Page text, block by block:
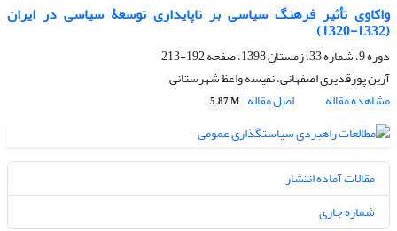
واکاوی تأثیر فرهنگ سیاسی بر ناپایداری توسعۀ سیاسی در ایران
(1332-1320)
دوره 9، شماره 33، زمستان 1398، صفحه
192-213
آرین پورقدیری اصفهانی، نفیسه واعظ شهرستانی
مشاهده مقاله
اصل مقاله 5.87 M
مقالات آماده انتشار
شماره جاری